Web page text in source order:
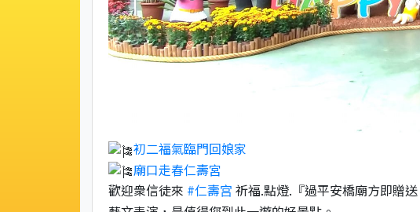
初二福氣臨門回娘家
廟口走春仁壽宮
歡迎衆信徒來 #仁壽宫 祈福.點燈.『過平安橋廟方即贈送